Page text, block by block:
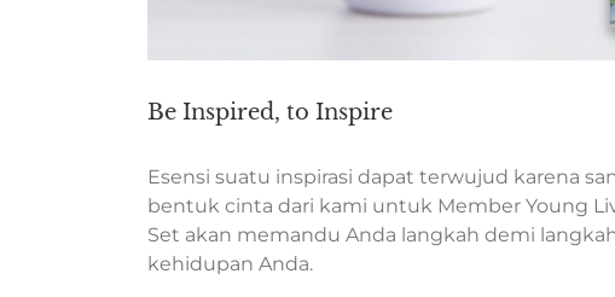
Be Inspired, to Inspire
Esensi suatu inspirasi dapat terwujud karena
bentuk cinta dari kami untuk Member Young
Set akan memandu Anda langkah demi
kehidupan Anda.